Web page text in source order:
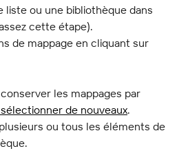
liste ou une bibliothèque dans
cette étape).
de mappage en cliquant sur
les mappages par
de nouveaux.
ou tous les éléments de